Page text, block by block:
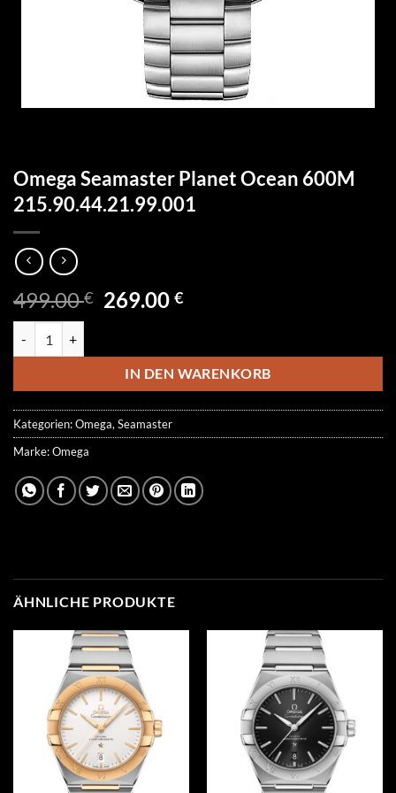
Omega Seamaster Planet Ocean 600M
215.90.44.21.99.001
499.00€ Ursprünglicher
499.00 €
269.00€Aktueller
269.00 €.
IN DEN WARENKORB
Kategorien:Omega, Seamaster
Marke:Omega
ÄHNLICHE PRODUKTE